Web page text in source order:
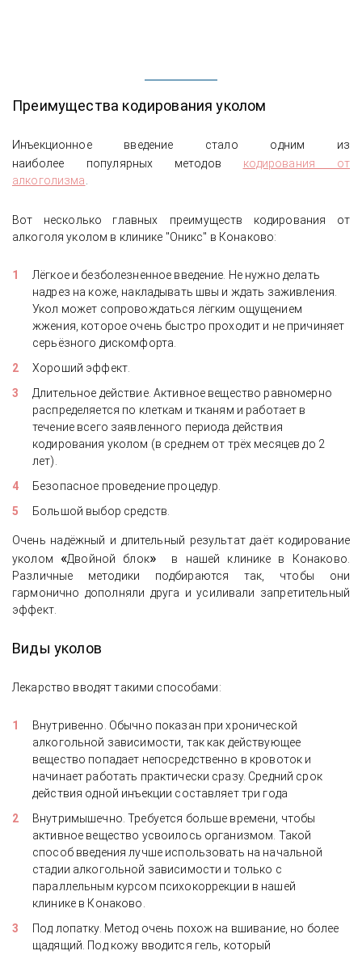
Преимущества кодирования уколом
Инъекционное введение стало одним из
наиболее
популярных методов кодирования от
алкоголизма
Вот несколько главных
преимуществ кодирования от
алкоголя уколом в клинике "Оникс" в Конаково:
Лёгкое и безболезненное введение. Не нужно делать
надрез на коже, накладывать швы и ждать заживления.
Укол может сопровождаться лёгким ощущением
жжения, которое очень быстро проходит и не причиняет
серьёзного дискомфорта.
Хороший эффект.
Длительное действие. Активное вещество равномерно
распределяется по клеткам и тканям и работает в
течение всего заявленного периода действия
кодирования уколом (в среднем от трёх месяцев до 2
лет).
Безопасное проведение процедур.
Большой выбор средств.
Очень надёжный и длительный результат даёт кодирование
уколом «Двойной блок»
в нашей клинике в Конаково.
Различные методики подбираются так, чтобы они
гармонично дополняли друга и усиливали запретительный
эффект.
Виды уколов
Лекарство вводят такими способами:
Внутривенно. Обычно показан при хронической
алкогольной зависимости, так как действующее
вещество попадает непосредственно в кровоток и
начинает работать практически сразу. Средний срок
действия одной инъекции составляет три года
Внутримышечно. Требуется больше времени, чтобы
активное вещество усвоилось организмом. Такой
способ введения лучше использовать на начальной
стадии алкогольной зависимости и только с
параллельным курсом психокоррекции в нашей
клинике в Конаково.
Под лопатку. Метод очень похож на вшивание, но более
щадящий. Под кожу вводится гель, который